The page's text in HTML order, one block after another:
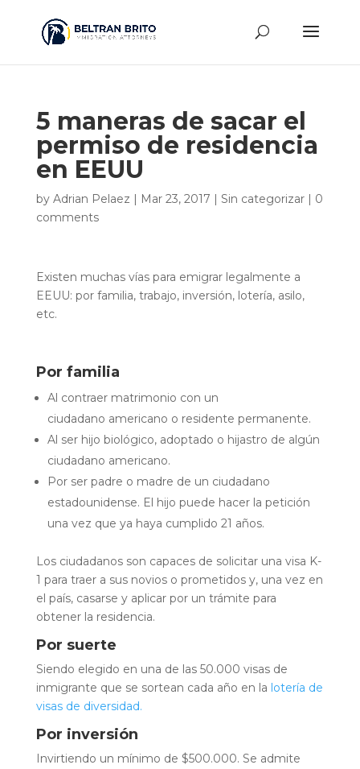
5 maneras de sacar el
permiso de residencia
en EEUU
by Adrian Pelaez | Mar 23, 2017 | Sin categorizar| 0
comments
Existen muchas vías para emigrar legalmente a
EEUU: por familia, trabajo, inversión, lotería, asilo,
etc.
Por familia
Al contraer matrimonio con un
ciudadano americano o residente permanente.
Al ser hijo biológico, adoptado o hijastro de algún
ciudadano americano.
Por ser padre o madre de un ciudadano
estadounidense. El hijo puede hacer la petición
una vez que ya haya cumplido 21 años.
Los ciudadanos son capaces de solicitar una visa K-
1 para traer a sus novios o prometidos y, una vez en
el país, casarse y aplicar por un trámite para
obtener la residencia.
Por suerte
Siendo elegido en una de las 50.000 visas de
inmigrante que se sortean cada año en la lotería de
visas de diversidad.
Por inversión
Invirtiendo un mínimo de $500.000. Se admite